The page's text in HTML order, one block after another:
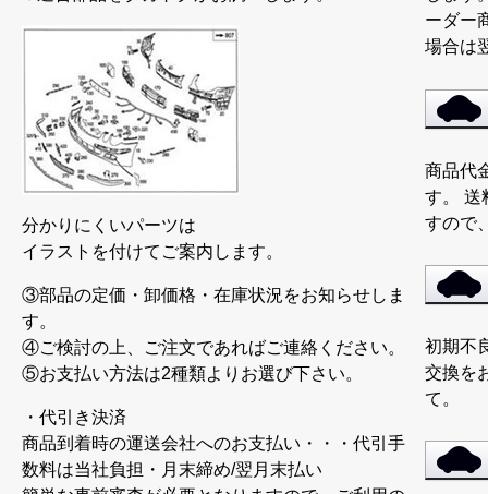
分かりにくいパーツは
イラストを付けてご案内します。
③部品の定価・卸価格・在庫状況をお知らせしま
す。
④ご検討の上、ご注文であればご連絡ください。
⑤お支払い方法は2種類よりお選び下さい。
・代引き決済
商品到着時の運送会社へのお支払い・・・代引手
数料は当社負担・月末締め/翌月末払い
ーダー
場合は
商品代
す。 送
すので
初期不
交換を
て。